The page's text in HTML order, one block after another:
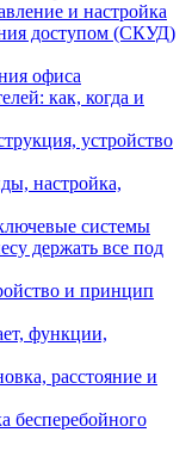
и настройка
доступом (СКУД)
офиса
как, когда и
устройство
настройка,
системы
держать все под
и принцип
функции,
расстояние и
бесперебойного